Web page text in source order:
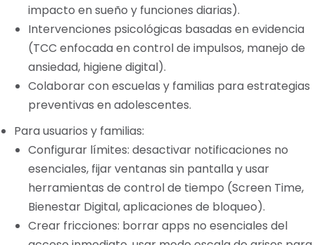
impacto en sueño y funciones diarias).
Intervenciones psicológicas basadas en evidencia
(TCC enfocada en control de impulsos, manejo de
ansiedad, higiene digital).
Colaborar con escuelas y familias para estrategias
preventivas en adolescentes.
Para usuarios y familias:
Configurar límites: desactivar notificaciones no
esenciales, fijar ventanas sin pantalla y usar
herramientas de control de tiempo (Screen Time,
Bienestar Digital, aplicaciones de bloqueo).
Crear fricciones: borrar apps no esenciales del